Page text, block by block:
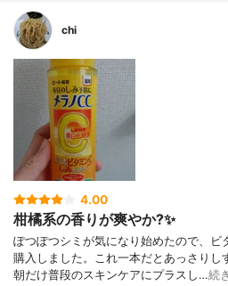
chi
4.00
柑橘系の香りが爽やか?✨
ぽつぽつシミが気になり始めたので、ビ
購入しました。これ一本だとあっさりし
朝だけ普段のスキンケアにプラスし…続